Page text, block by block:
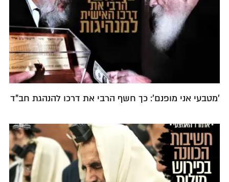
'מטבעי אני מופנם': כך חשף הרבי את דרכו להנהגת חב"ד